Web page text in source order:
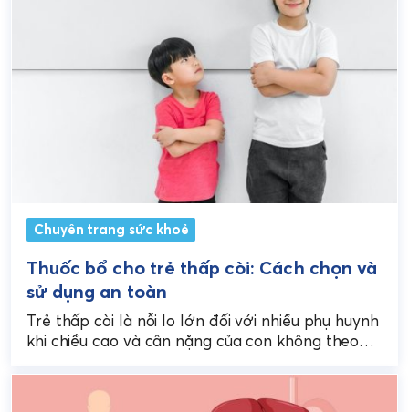
Chuyên trang sức khoẻ
Thuốc bổ cho trẻ thấp còi: Cách chọn và
sử dụng an toàn
Trẻ thấp còi là nỗi lo lớn đối với nhiều phụ huynh
khi chiều cao và cân nặng của con không theo